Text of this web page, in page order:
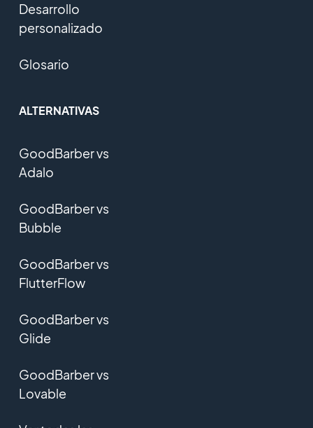
Desarrollo
personalizado
Glosario
ALTERNATIVAS
GoodBarber vs
Adalo
GoodBarber vs
Bubble
GoodBarber vs
FlutterFlow
GoodBarber vs
Glide
GoodBarber vs
Lovable